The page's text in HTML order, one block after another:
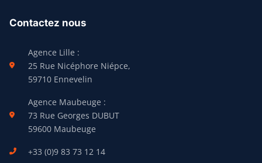
Contactez nous
Agence Lille :
25 Rue Nicéphore Niépce,
59710 Ennevelin
Agence Maubeuge :
73 Rue Georges DUBUT
59600 Maubeuge
+33 (0)9 83 73 12 14